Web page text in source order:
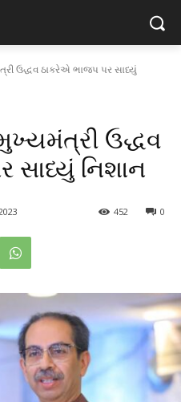
ઉદ્ધવ ઠાકરેએ ભાજપ પર સાધ્યું
મુખ્યમંત્રી ઉદ્ધવ
સાધ્યું નિશાન
0
452